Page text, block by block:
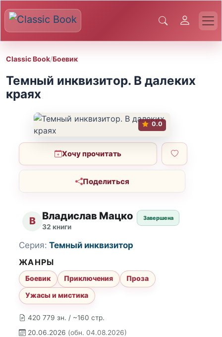
Classic Book/Боевик
Темный инквизитор. В далеких
краях
0.0
Хочу прочитать
Поделиться
В Владислав Мацко
32 книги
Завершена
420 779 зн. / ~160 стр.
20.06.2026 (обн. 04.08.2026)
Серия: Темный инквизитор
ЖАНРЫ
Боевик Приключения
Проза
Ужасы и мистика